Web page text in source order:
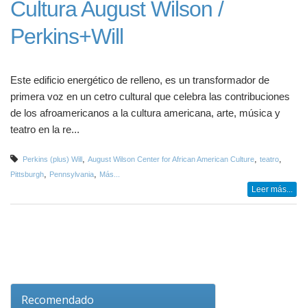
Cultura August Wilson /
Perkins+Will
Este edificio energético de relleno, es un transformador de
primera voz en un cetro cultural que celebra las contribuciones
de los afroamericanos a la cultura americana, arte, música y
teatro en la re...
Perkins (plus) Will , August Wilson Center for African American Culture, teatro,
Pittsburgh, Pennsylvania, Más...
Leer más...
Recomendado